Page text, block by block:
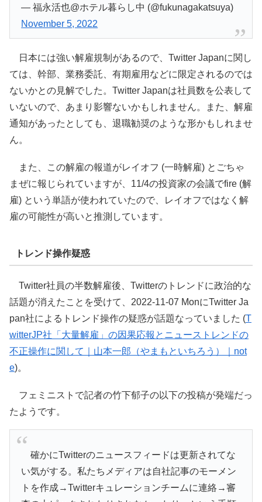
— 福永活也@ホテル暮らし中 (@fukunagakatsuya)
November 5, 2022
日本には強い解雇規制があるので、Twitter Japanに関し
ては、幹部、業務委託、有期雇用などに限定されるのでは
ないかとの見解でした。Twitter Japanは社員数を公表して
いないので、あまり影響ないかもしれません。また、解雇
通知があったとしても、退職勧奨のような形かもしれませ
ん。
また、この解雇の報道がレイオフ (一時解雇) とごちゃ
まぜに報じられていますが、11/4の投資家の会議でfire (解
雇) という単語が使われていたので、レイオフではなく解
雇の可能性が高いと推測しています。
トレンド操作疑惑
Twitter社員の半数解雇後、Twitterのトレンドに政治的な
話題が消えたことを受けて、2022-11-07 MonにTwitter Ja
pan社によるトレンド操作の疑惑が話題なっていました (T
witterJP社「大量解雇」の因果応報とニューストレンドの
不正操作に関して｜山本一郎（やまもといちろう）｜not
e)。
フェミニストで記者の竹下郁子の以下の投稿が発端だっ
たようです。
確かにTwitterのニュースフィードは更新されてな
い気がする。私たちメディアは自社記事のモーメン
トを作成→Twitterキュレーションチームに連絡→審